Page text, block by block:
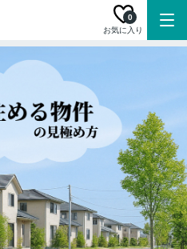
お気に入り
0